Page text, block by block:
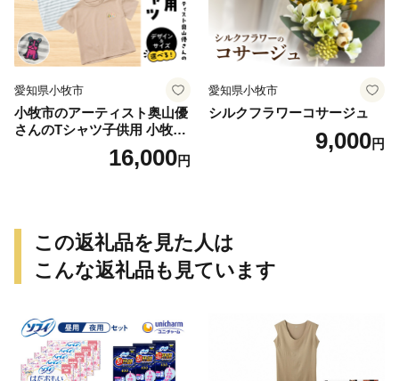
愛知県小牧市
小牧市のアーティスト奥山優
さんのTシャツ子供用 小牧市
16,000円
愛知県小牧市
シルクフラワーコサージュ
9,000円
この返礼品を見た人は
こんな返礼品も見ています